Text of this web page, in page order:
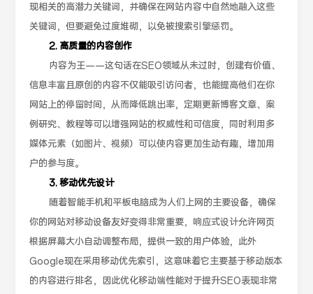
现相关的高潜力关键词，并确保在网站内容中自然地融入这些
关键词，但要避免过度堆砌，以免被搜索引擎惩罚。
2. 高质量的内容创作
内容为王——这句话在SEO领域从未过时，创建有价值、
信息丰富且原创的内容不仅能吸引访问者，也能提高他们在你
网站上的停留时间，从而降低跳出率，定期更新博客文章、案
例研究、教程等可以增强网站的权威性和可信度，同时利用多
媒体元素（如图片、视频）可以使内容更加生动有趣，增加用
户的参与度。
3. 移动优先设计
随着智能手机和平板电脑成为人们上网的主要设备，确保
你的网站对移动设备友好变得非常重要，响应式设计允许网页
根据屏幕大小自动调整布局，提供一致的用户体验，此外
Google现在采用移动优先索引，这意味着它主要基于移动版本
的内容进行排名，因此优化移动端性能对于提升SEO表现非常